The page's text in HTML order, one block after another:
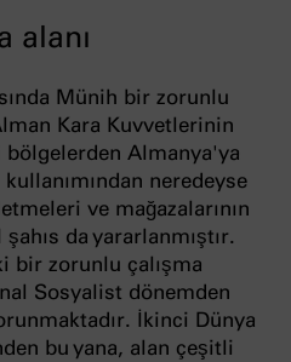
alanı
Münih bir zorunlu
Kara Kuvvetlerinin
Almanya'ya
neredeyse
ve mağazalarının
da yararlanmıştır.
bir zorunlu çalışma
Sosyalist dönemden
İkinci Dünya
bu yana, alan çeşitli